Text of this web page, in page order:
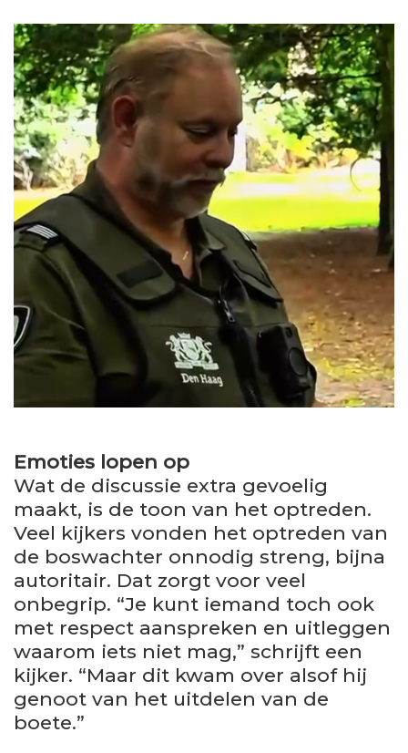
Emoties lopen op
Wat de discussie extra gevoelig
maakt, is de toon van het optreden.
Veel kijkers vonden het optreden van
de boswachter onnodig streng, bijna
autoritair. Dat zorgt voor veel
onbegrip. “Je kunt iemand toch ook
met respect aanspreken en uitleggen
waarom iets niet mag,” schrijft een
kijker. “Maar dit kwam over alsof hij
genoot van het uitdelen van de
boete.”